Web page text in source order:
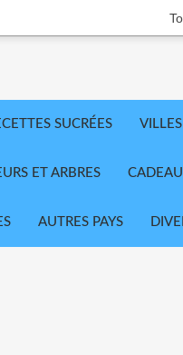
SUCRÉES
ET ARBRES
AUTRES PAYS